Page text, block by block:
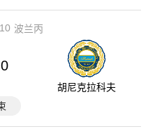
波兰丙
0
胡尼克拉科夫